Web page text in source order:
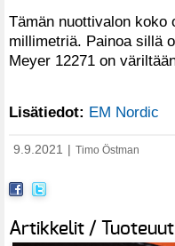
Tämän nuottivalon koko
millimetriä. Painoa sillä
Meyer 12271 on
Lisätiedot: EM Nordic
9.9.2021 Timo Östman
Artikkelit /